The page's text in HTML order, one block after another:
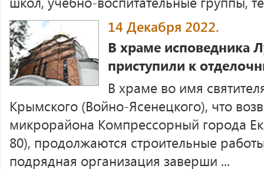
14 Декабря 2022.
В храме исповедника
приступили к
В храме во имя
Крымского (Войно-Ясенецкого), что
микрорайона Компрессорный города
80), продолжаются строительные
подрядная организация заверши ...